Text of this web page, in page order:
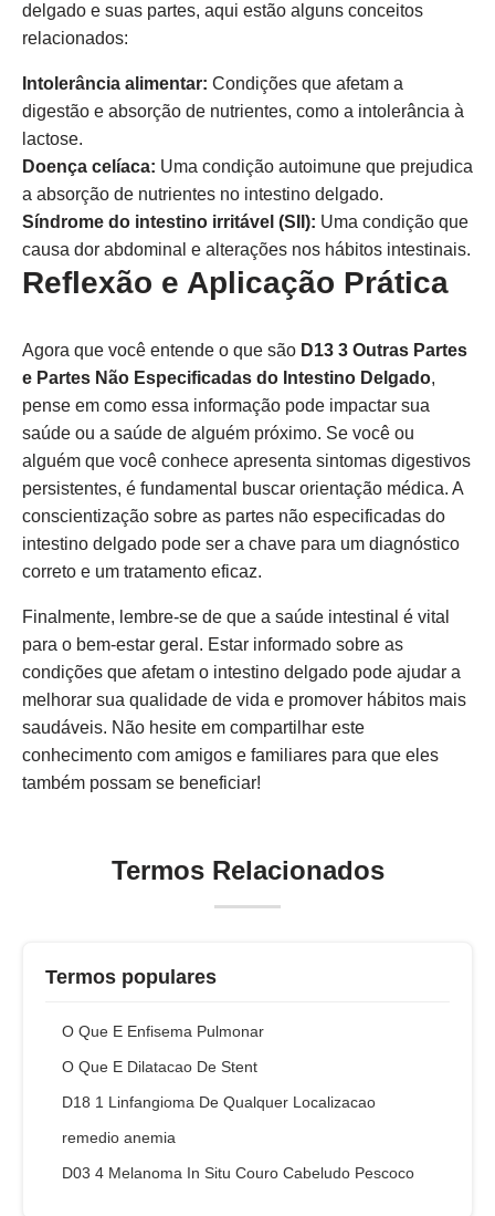
delgado e suas partes, aqui estão alguns conceitos
relacionados:
Intolerância alimentar: Condições que afetam a
digestão e absorção de nutrientes, como a intolerância à
lactose.
Doença celíaca: Uma condição autoimune que prejudica
a absorção de nutrientes no intestino delgado.
Síndrome do intestino irritável (SII): Uma condição que
causa dor abdominal e alterações nos hábitos intestinais.
Reflexão e Aplicação Prática
Agora que você entende o que são D13 3 Outras Partes
e Partes Não Especificadas do Intestino Delgado,
pense em como essa informação pode impactar sua
saúde ou a saúde de alguém próximo. Se você ou
alguém que você conhece apresenta sintomas digestivos
persistentes, é fundamental buscar orientação médica. A
conscientização sobre as partes não especificadas do
intestino delgado pode ser a chave para um diagnóstico
correto e um tratamento eficaz.
Finalmente, lembre-se de que a saúde intestinal é vital
para o bem-estar geral. Estar informado sobre as
condições que afetam o intestino delgado pode ajudar a
melhorar sua qualidade de vida e promover hábitos mais
saudáveis. Não hesite em compartilhar este
conhecimento com amigos e familiares para que eles
também possam se beneficiar!
Termos Relacionados
Termos populares
O Que E Enfisema Pulmonar
O Que E Dilatacao De Stent
D18 1 Linfangioma De Qualquer Localizacao
remedio anemia
D03 4 Melanoma In Situ Couro Cabeludo Pescoco